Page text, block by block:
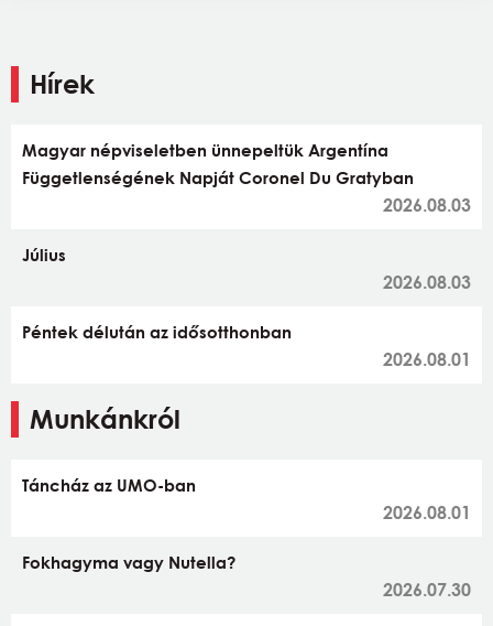
Hírek
Magyar népviseletben ünnepeltük Argentína
Függetlenségének Napját Coronel Du Gratyban
2026.08.03
Július
2026.08.03
Péntek délután az idősotthonban
2026.08.01
Munkánkról
Táncház az UMO-ban
2026.08.01
Fokhagyma vagy Nutella?
2026.07.30